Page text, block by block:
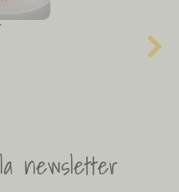
newsletter